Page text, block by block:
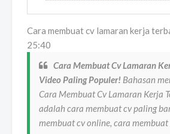
Cara membuat cv lamaran kerja
25:40
Cara Membuat Cv Lamaran
Video Paling Populer! Bahasan
Cara Membuat Cv Lamaran Kerja
adalah cara membuat cv paling
membuat cv online, cara membuat